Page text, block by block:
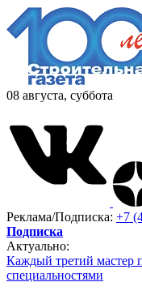
08 августа, суббота
Реклама/Подписка: +7
Подписка
Актуально:
Каждый третий мастер
специальностями